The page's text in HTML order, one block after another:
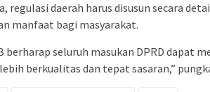
regulasi daerah harus disusun secara
manfaat bagi masyarakat.
berharap seluruh masukan DPRD dapat
berkualitas dan tepat sasaran,”